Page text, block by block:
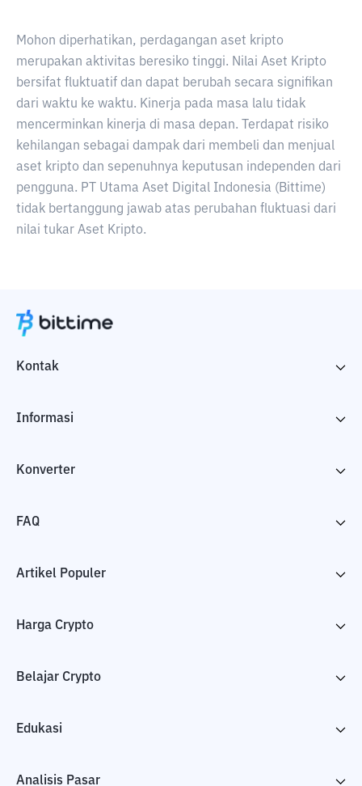
Mohon diperhatikan, perdagangan aset kripto
merupakan aktivitas beresiko tinggi. Nilai Aset Kripto
bersifat fluktuatif dan dapat berubah secara signifikan
dari waktu ke waktu. Kinerja pada masa lalu tidak
mencerminkan kinerja di masa depan. Terdapat risiko
kehilangan sebagai dampak dari membeli dan menjual
aset kripto dan sepenuhnya keputusan independen dari
pengguna. PT Utama Aset Digital Indonesia (Bittime)
tidak bertanggung jawab atas perubahan fluktuasi dari
nilai tukar Aset Kripto.
Kontak
Informasi
Konverter
FAQ
Artikel Populer
Harga Crypto
Belajar Crypto
Edukasi
Analisis Pasar